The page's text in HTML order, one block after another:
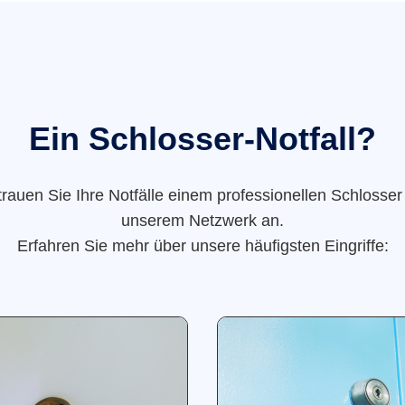
Ein Schlosser-Notfall?
Sie Ihre Notfälle einem professionellen
unserem Netzwerk an.
Erfahren Sie mehr über unsere häufigsten Eingriffe: